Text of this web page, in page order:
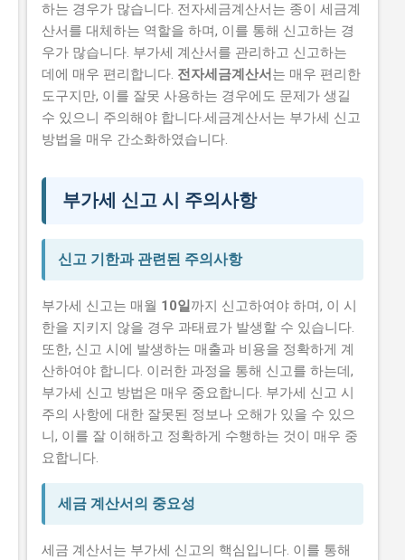
하는 경우가 많습니다. 전자세금계산서는 종이 세금계
산서를 대체하는 역할을 하며, 이를 통해 신고하는 경
우가 많습니다. 부가세 계산서를 관리하고 신고하는
데에 매우 편리합니다. 전자세금계산서 는 매우 편리한
도구지만, 이를 잘못 사용하는 경우에도 문제가 생길
수 있으니 주의해야 합니다.세금계산서는 부가세 신고
방법을 매우 간소화하였습니다.
부가세 신고 시 주의사항
신고 기한과 관련된 주의사항
부가세 신고는 매월 10일까지 신고하여야 하며, 이 시
한을 지키지 않을 경우 과태료가 발생할 수 있습니다.
또한, 신고 시에 발생하는 매출과 비용을 정확하게 계
산하여야 합니다. 이러한 과정을 통해 신고를 하는데,
부가세 신고 방법은 매우 중요합니다. 부가세 신고 시
주의 사항에 대한 잘못된 정보나 오해가 있을 수 있으
니, 이를 잘 이해하고 정확하게 수행하는 것이 매우 중
요합니다.
세금 계산서의 중요성
세금 계산서는 부가세 신고의 핵심입니다. 이를 통해